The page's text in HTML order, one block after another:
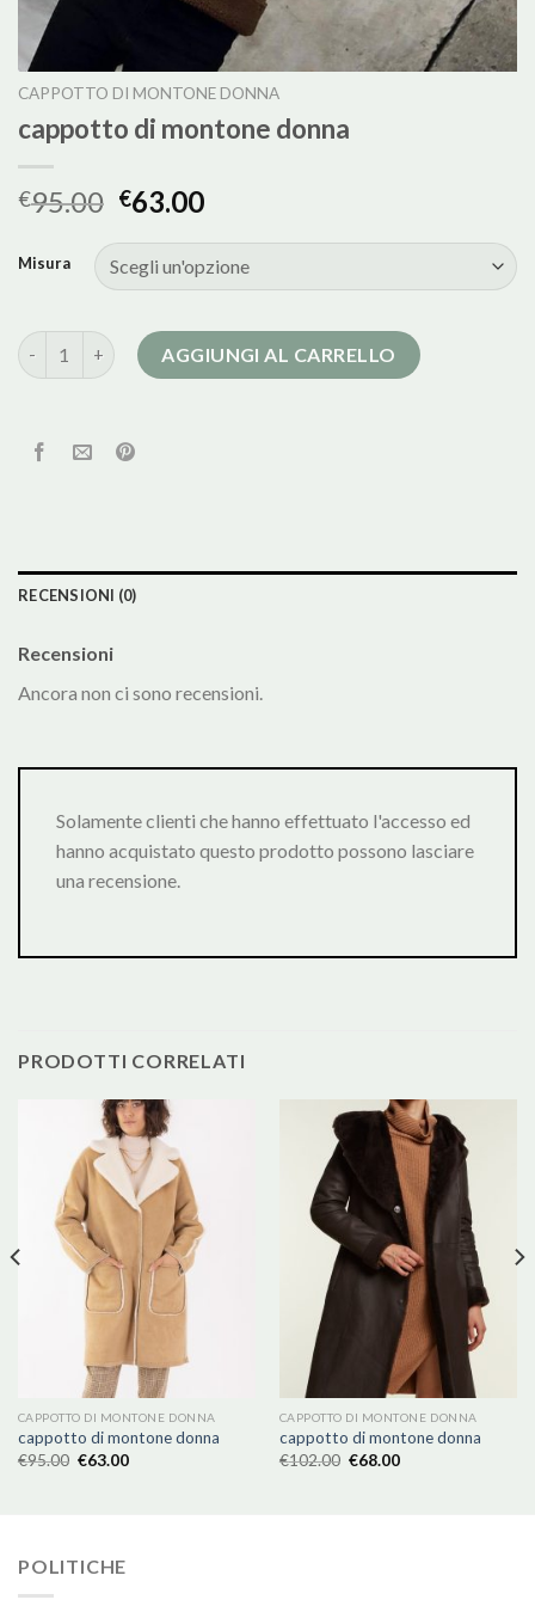
CAPPOTTO DI MONTONE DONNA
cappotto di montone donna
€95.00 €63.00
Misura
cappotto di montone donna quantità
AGGIUNGI AL CARRELLO
RECENSIONI (0)
Recensioni
Ancora non ci sono recensioni.
Solamente clienti che hanno effettuato l'accesso ed
hanno acquistato questo prodotto possono lasciare
una recensione.
PRODOTTI CORRELATI
CAPPOTTO DI MONTONE DONNA
cappotto di montone donna
€95.00 €63.00
CAPPOTTO DI MONTONE DONNA
cappotto di montone donna
€102.00 €68.00
POLITICHE